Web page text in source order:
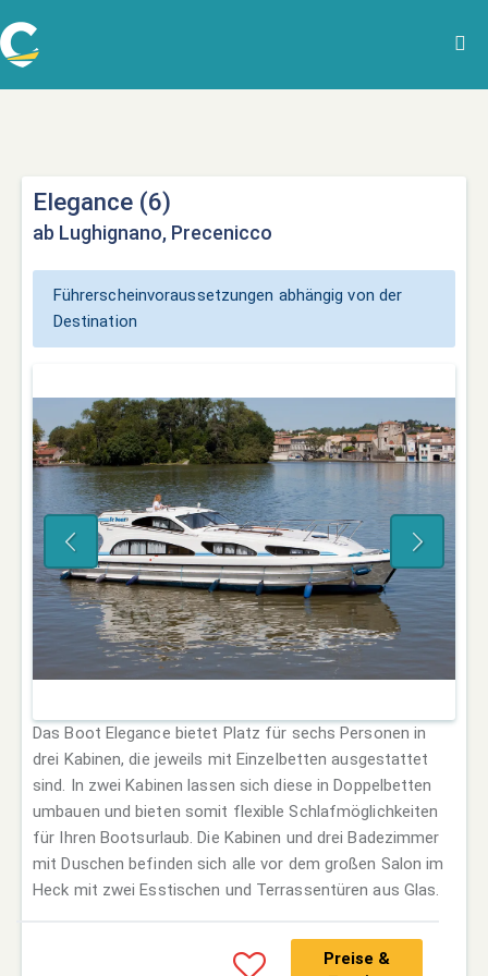
Elegance (6)
ab Lughignano, Precenicco
Führerscheinvoraussetzungen abhängig von der
Destination
Das Boot Elegance bietet Platz für sechs Personen in
drei Kabinen, die jeweils mit Einzelbetten ausgestattet
sind. In zwei Kabinen lassen sich diese in Doppelbetten
umbauen und bieten somit flexible Schlafmöglichkeiten
für Ihren Bootsurlaub. Die Kabinen und drei Badezimmer
mit Duschen befinden sich alle vor dem großen Salon im
Heck mit zwei Esstischen und Terrassentüren aus Glas.
Preise &